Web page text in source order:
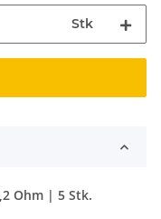
Stk
Ohm | 5 Stk.